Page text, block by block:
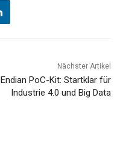
Nächster Artikel
Endian PoC-Kit: Startklar für
Industrie 4.0 und Big Data